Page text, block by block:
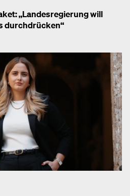
„Landesregierung will
durchdrücken“